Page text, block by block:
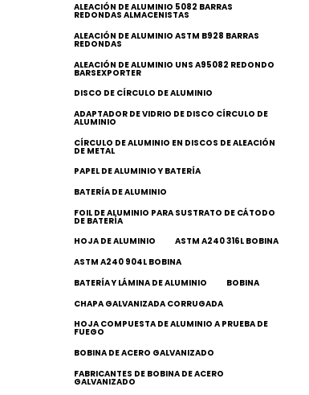
ALEACIÓN DE ALUMINIO 5082 BARRAS
REDONDAS ALMACENISTAS
ALEACIÓN DE ALUMINIO ASTM B928 BARRAS
REDONDAS
ALEACIÓN DE ALUMINIO UNS A95082 REDONDO
BARSEXPORTER
DISCO DE CÍRCULO DE ALUMINIO
ADAPTADOR DE VIDRIO DE DISCO CÍRCULO DE
ALUMINIO
CÍRCULO DE ALUMINIO EN DISCOS DE ALEACIÓN
DE METAL
PAPEL DE ALUMINIO Y BATERÍA
BATERÍA DE ALUMINIO
FOIL DE ALUMINIO PARA SUSTRATO DE CÁTODO
DE BATERÍA
HOJA DE ALUMINIO
ASTM A240 316L BOBINA
ASTM A240 904L BOBINA
BATERÍA Y LÁMINA DE ALUMINIO
BOBINA
CHAPA GALVANIZADA CORRUGADA
HOJA COMPUESTA DE ALUMINIO A PRUEBA DE
FUEGO
BOBINA DE ACERO GALVANIZADO
FABRICANTES DE BOBINA DE ACERO
GALVANIZADO